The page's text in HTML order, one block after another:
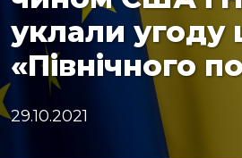
уклали
«Північного
29.10.2021